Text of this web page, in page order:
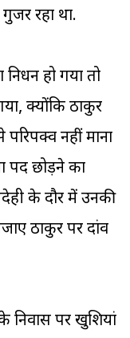
रहा था.
हो गया तो
क्योंकि ठाकुर
नहीं माना
पद छोड़ने का
के दौर में उनकी
ठाकुर पर दांव
निवास पर खुशियां